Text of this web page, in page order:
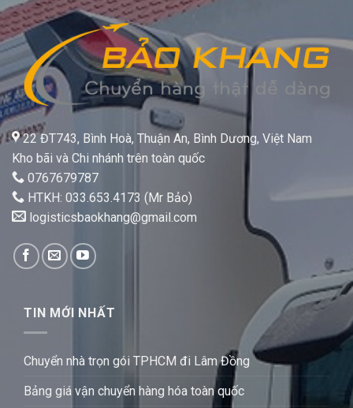
22 ĐT743, Bình Hoà, Thuận An, Bình Dương, Việt Nam
Kho bãi và Chi nhánh trên toàn quốc
0767679787
HTKH: 033.653.4173 (Mr Bảo)
logisticsbaokhang@gmail.com
TIN MỚI NHẤT
Chuyển nhà trọn gói TPHCM đi Lâm Đồng
Bảng giá vận chuyển hàng hóa toàn quốc